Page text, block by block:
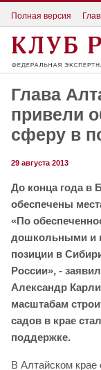
Полная версия
Глава
привели
сферу в
29 августа 2013
До конца года в
обеспечены
«По
дошкольными и
позиции в
России», -
Александр
масштабам
садов в крае
поддержке.
В Алтайском крае